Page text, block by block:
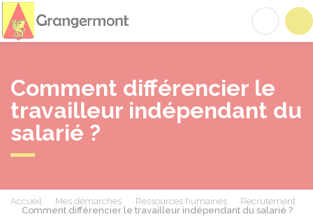
Comment différencier le
travailleur indépendant du
salarié ?
Accueil Mes démarches Ressources humaines
Recrutement
Comment différencier le travailleur indépendant du salarié ?